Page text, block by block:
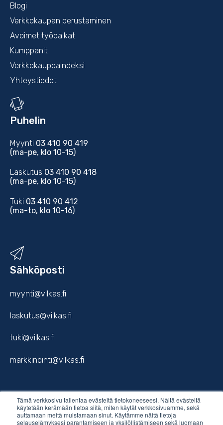
Tämä verkkosivu tallentaa evästeitä tietokoneeseesi. Näitä evästeitä
käytetään kerämään tietoa siitä, miten käytät verkkosivuamme, sekä
auttamaan meitä muistamaan sinut. Käytämme näitä tietoja
selauselämyksesi parantamiseen ja yksilöllistämiseen sekä luomaan
Blogi
Verkkokaupan perustaminen
Avoimet työpaikat
Kumppanit
Verkkokauppaindeksi
Yhteystiedot
Puhelin
Myynti 03 410 90 419
(ma-pe, klo 10-15)
Laskutus 03 410 90 418
(ma-pe, klo 10-15)
Tuki 03 410 90 412
(ma-to, klo 10-16)
Sähköposti
myynti@vilkas.fi
laskutus@vilkas.fi
tuki@vilkas.fi
markkinointi@vilkas.fi
etunimi.sukunimi@vilkas.fi